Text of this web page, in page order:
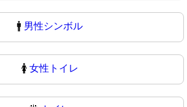
🚹 男性シンボル
🚺 女性トイレ